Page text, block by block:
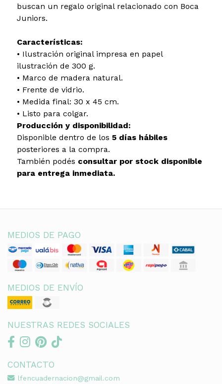
buscan un regalo original relacionado con Boca
Juniors.
Características:
• Ilustración original impresa en papel
ilustración de 300 g.
• Marco de madera natural.
• Frente de vidrio.
• Medida final: 30 x 45 cm.
• Listo para colgar.
Producción y disponibilidad:
Disponible dentro de los 5 días hábiles
posteriores a la compra.
También podés consultar por stock disponible
para entrega inmediata.
MEDIOS DE PAGO
MEDIOS DE ENVÍO
NUESTRAS REDES SOCIALES
CONTACTO
lfencuadernacion@gmail.com